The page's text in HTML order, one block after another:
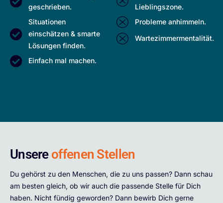
geschrieben.
Situationen
einschätzen & smarte
Lösungen finden.
Einfach mal machen.
Lieblingszone.
Probleme anhimmeln.
Wartezimmermentalität.
Unsere offenen Stellen
Du gehörst zu den Menschen, die zu uns passen? Dann schau
am besten gleich, ob wir auch die passende Stelle für Dich
haben. Nicht fündig geworden? Dann bewirb Dich gerne